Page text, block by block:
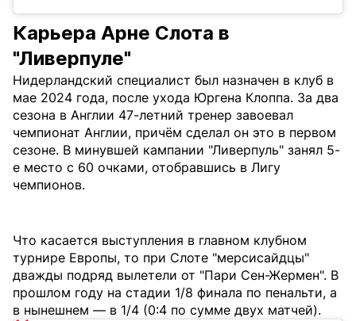
Карьера Арне Слота в
"Ливерпуле"
Нидерландский специалист был назначен в клуб в
мае 2024 года, после ухода Юргена Клоппа. За два
сезона в Англии 47-летний тренер завоевал
чемпионат Англии, причём сделал он это в первом
сезоне. В минувшей кампании "Ливерпуль" занял 5-
е место с 60 очками, отобравшись в Лигу
чемпионов.
Что касается выступления в главном клубном
турнире Европы, то при Слоте "мерсисайдцы"
дважды подряд вылетели от "Пари Сен-Жермен". В
прошлом году на стадии 1/8 финала по пенальти, а
в нынешнем — в 1/4 (0:4 по сумме двух матчей).